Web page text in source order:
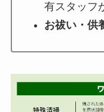
有スタッフ
お祓い・供